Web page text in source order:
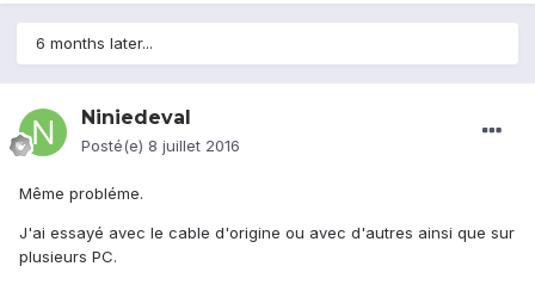
6 months later...
Niniedeval
Posté(e) 8 juillet 2016
Même probléme.
J'ai essayé avec le cable d'origine ou avec d'autres ainsi que sur
plusieurs PC.